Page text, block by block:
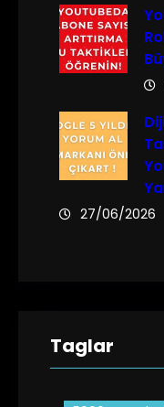
27/06/2026
Taglar